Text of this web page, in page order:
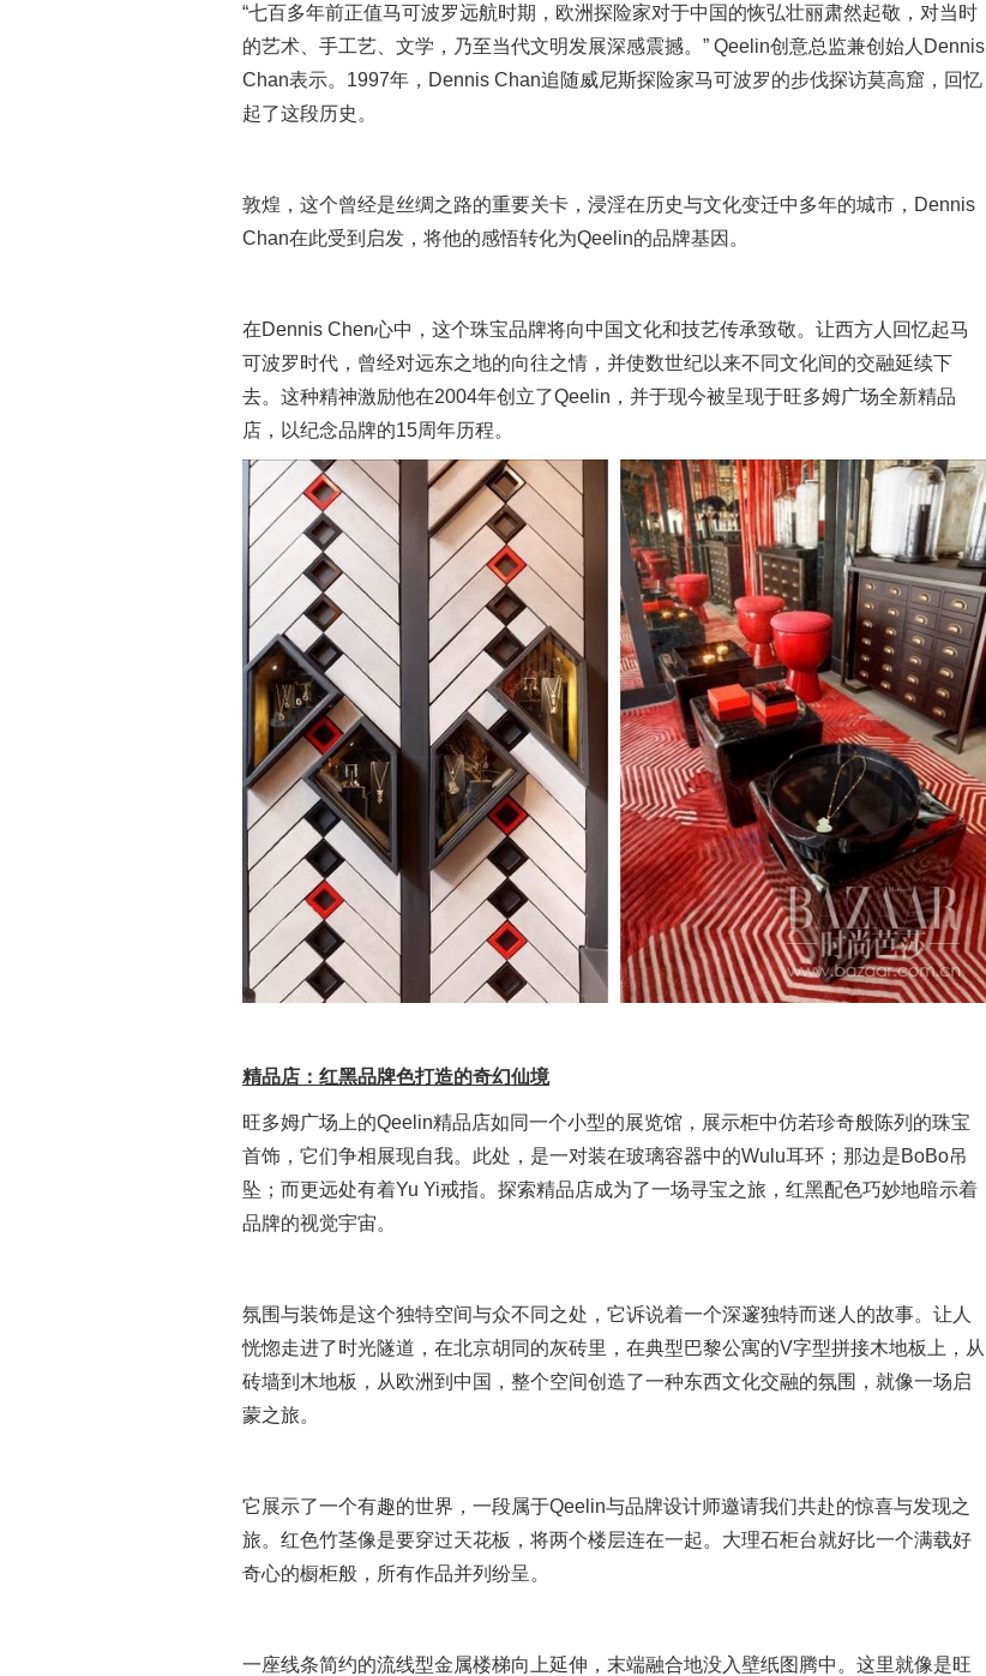
“七百多年前正值马可波罗远航时期，欧洲探险家对于中国的恢弘壮丽肃然起敬，对当时
的艺术、手工艺、文学，乃至当代文明发展深感震撼。” Qeelin创意总监兼创始人Dennis
Chan表示。1997年，Dennis Chan追随威尼斯探险家马可波罗的步伐探访莫高窟，回忆
起了这段历史。
敦煌，这个曾经是丝绸之路的重要关卡，浸淫在历史与文化变迁中多年的城市，Dennis
Chan在此受到启发，将他的感悟转化为Qeelin的品牌基因。
在Dennis Chen心中，这个珠宝品牌将向中国文化和技艺传承致敬。让西方人回忆起马
可波罗时代，曾经对远东之地的向往之情，并使数世纪以来不同文化间的交融延续下
去。这种精神激励他在2004年创立了Qeelin，并于现今被呈现于旺多姆广场全新精品
店，以纪念品牌的15周年历程。
精品店：红黑品牌色打造的奇幻仙境
旺多姆广场上的Qeelin精品店如同一个小型的展览馆，展示柜中仿若珍奇般陈列的珠宝
首饰，它们争相展现自我。此处，是一对装在玻璃容器中的Wulu耳环；那边是BoBo吊
坠；而更远处有着Yu Yi戒指。探索精品店成为了一场寻宝之旅，红黑配色巧妙地暗示着
品牌的视觉宇宙。
氛围与装饰是这个独特空间与众不同之处，它诉说着一个深邃独特而迷人的故事。让人
恍惚走进了时光隧道，在北京胡同的灰砖里，在典型巴黎公寓的V字型拼接木地板上，从
砖墙到木地板，从欧洲到中国，整个空间创造了一种东西文化交融的氛围，就像一场启
蒙之旅。
它展示了一个有趣的世界，一段属于Qeelin与品牌设计师邀请我们共赴的惊喜与发现之
旅。红色竹茎像是要穿过天花板，将两个楼层连在一起。大理石柜台就好比一个满载好
奇心的橱柜般，所有作品并列纷呈。
一座线条简约的流线型金属楼梯向上延伸，末端融合地没入壁纸图腾中。这里就像是旺